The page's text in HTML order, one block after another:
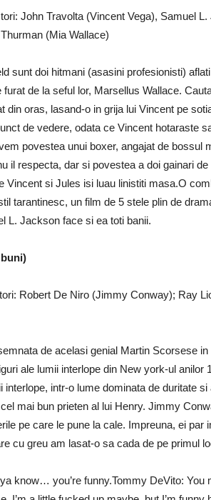
John Travolta (Vincent Vega), Samuel
(Mia Wallace)
sunt doi hitmani (asasini profesionisti)
de la seful lor, Marsellus Wallace.
din oras, lasand-o in grija lui Vincent pe
de vedere, odata ce Vincent hotaraste
povestea unui boxer, angajat de bossul
il respecta, dar si povestea a doi gainari
Vincent si Jules isi luau linistiti masa.O
tarantinesc, un film de 5 stele plin de
L. Jackson face si ea toti banii.
Robert De Niro (Jimmy Conway); Ray
de acelasi genial Martin Scorsese
ale lumii interlope din New york-ul anilor
interlope, intr-o lume dominata de duritate
mai bun prieten al lui Henry. Jimmy
pe care le pune la cale. Impreuna, ei par
cu greu am lasat-o sa cada de pe primul
know… you’re funny.Tommy DeVito: You